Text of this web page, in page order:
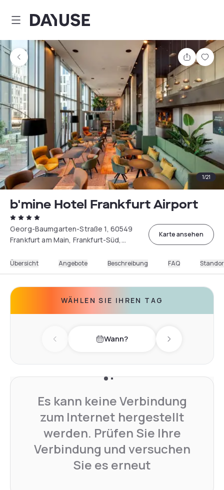
Dayuse
Teilen
1/21
b'mine Hotel Frankfurt Airport
Georg-Baumgarten-Straße 1, 60549
Frankfurt am Main, Frankfurt-Süd,
Karte ansehen
Übersicht Angebote Beschreibung FAQ
WÄHLEN SIE IHREN TAG
Previous day Wann? Next day
Es kann keine Verbindung
zum Internet hergestellt
werden. Prüfen Sie Ihre
Verbindung und versuchen
Sie es erneut